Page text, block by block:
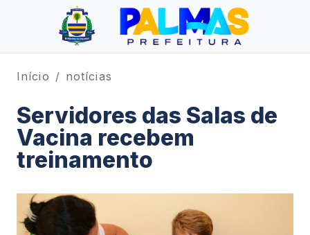
Início notícias
Servidores das Salas de
Vacina recebem
treinamento